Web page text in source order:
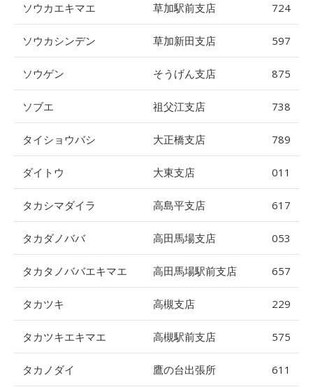
ソウカエキマエ 草加駅前支店 724
ソウカシンデン 草加新田支店 597
ソウゲン そうげん支店 875
ソブエ 祖父江支店 738
タイショウバシ 大正橋支店 789
ダイトウ 大東支店 011
タカシマダイラ 高島平支店 617
タカダノババ 高田馬場支店 053
タカタノババエキマエ 高田馬場駅前支店 657
タカツキ 高槻支店 229
タカツキエキマエ 高槻駅前支店 575
タカノダイ 鷹の台出張所 611